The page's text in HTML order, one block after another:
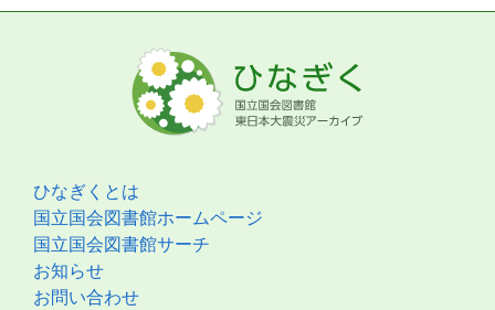
ひなぎくとは
国立国会図書館ホームページ
国立国会図書館サーチ
お知らせ
お問い合わせ